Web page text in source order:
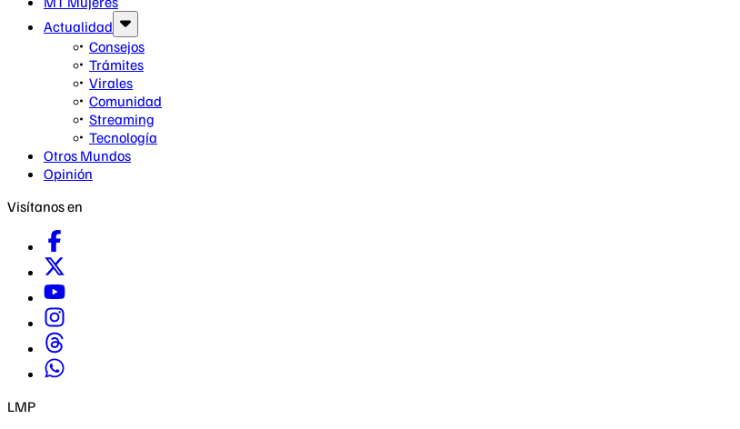
Actualidad
Consejos
Trámites
Virales
Comunidad
Streaming
Tecnología
Otros Mundos
Opinión
Visítanos en
LMP